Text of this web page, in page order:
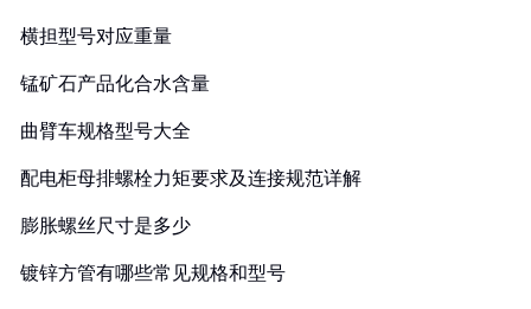
横担型号对应重量
锰矿石产品化合水含量
曲臂车规格型号大全
配电柜母排螺栓力矩要求及连接规范详解
膨胀螺丝尺寸是多少
镀锌方管有哪些常见规格和型号